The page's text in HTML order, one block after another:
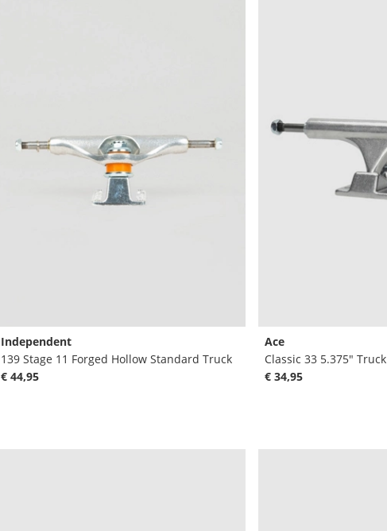
Independent
139 Stage 11 Forged Hollow Standard Truck
€ 44,95
Ace
Classic 33 5.375" Truck
€ 34,95